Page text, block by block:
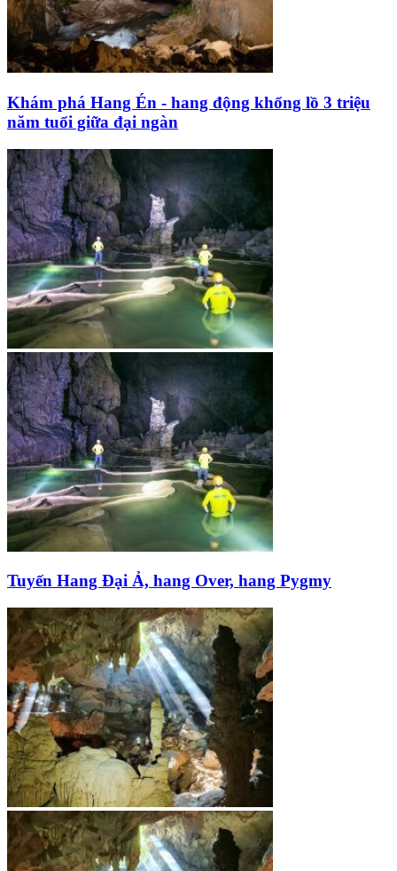
Khám phá Hang Én - hang động khổng lồ 3 triệu
năm tuổi giữa đại ngàn
Tuyến Hang Đại Ả, hang Over, hang Pygmy